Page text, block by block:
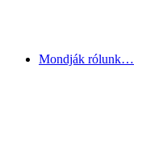
Mondják rólunk…